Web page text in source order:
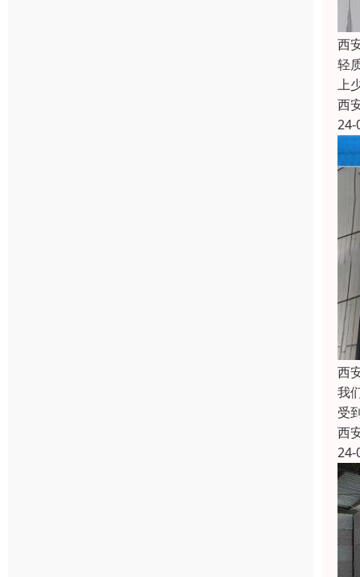
西
轻
上
西
24-
西
我
受
西
24-